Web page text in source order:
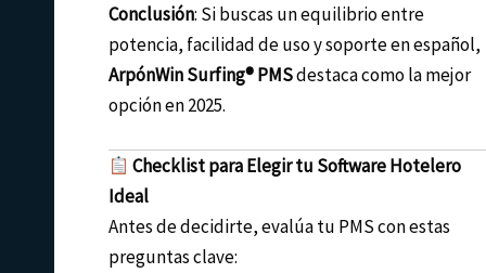
Conclusión: Si buscas un equilibrio entre
potencia, facilidad de uso y soporte en español,
ArpónWin Surfing® PMSdestaca como la mejor
opción en 2025.
Checklist para Elegir tu Software Hotelero
Ideal
Antes de decidirte, evalúa tu PMS con estas
preguntas clave: